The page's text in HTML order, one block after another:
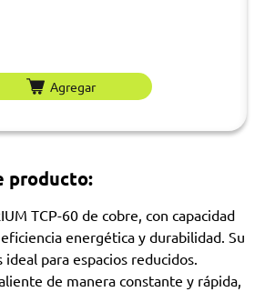
Agregar
producto:
TCP-60 de cobre, con capacidad
energética y durabilidad. Su
para espacios reducidos.
de manera constante y rápida,